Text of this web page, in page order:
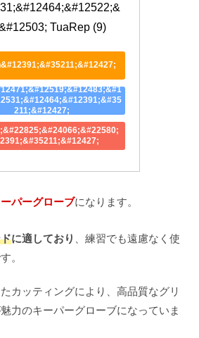
TuaRep (9)
211;&#12427;
パーグローブになります。
に適しており
、練習でも遠慮なく使
。
カッティングにより、高品質なグリ
力のキーパーグローブになっていま